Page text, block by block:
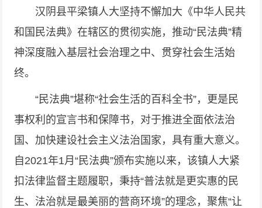
汉阴县平梁镇人大坚持不懈加大《中华人民共
和国民法典》在辖区的贯彻实施，推动“民法典”精
神深度融入基层社会治理之中、贯穿社会生活始
终。
“民法典”堪称“社会生活的百科全书”，更是民
事权利的宣言书和保障书，对于推进全面依法治
国、加快建设社会主义法治国家，具有重大意义。
自2021年1月“民法典”颁布实施以来，该镇人大紧
扣法律监督主题履职，秉持“普法就是更实惠的民
生、法治就是最美丽的营商环境”的理念，聚焦“让